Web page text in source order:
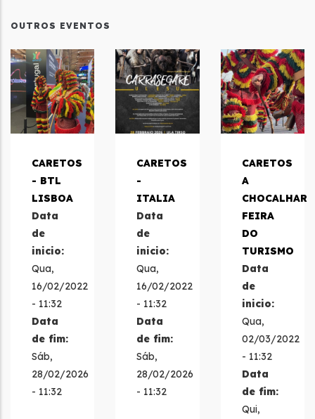
OUTROS EVENTOS
CARETOS
- BTL
LISBOA
Data
de
inicio:
Qua,
16/02/2022
- 11:32
Data
de fim:
Sáb,
28/02/2026
- 11:32
CARETOS
-
ITALIA
Data
de
inicio:
Qua,
16/02/2022
- 11:32
Data
de fim:
Sáb,
28/02/2026
- 11:32
CARETOS
A
CHOCALHAR
FEIRA
DO
TURISMO
Data
de
inicio:
Qua,
02/03/2022
- 11:32
Data
de fim:
Qui,